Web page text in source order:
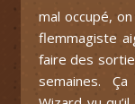
mal occupé,
flemmagiste
faire des
semaines.